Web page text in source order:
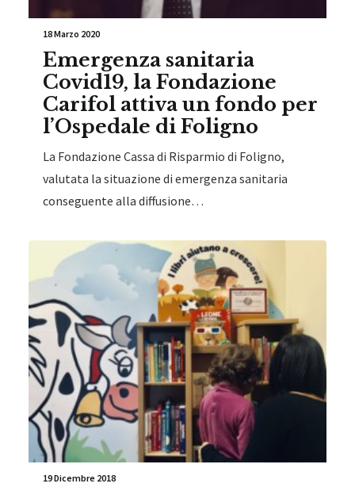
18 Marzo 2020
Emergenza sanitaria
Covid19, la Fondazione
Carifol attiva un fondo per
l’Ospedale di Foligno
La Fondazione Cassa di Risparmio di Foligno,
valutata la situazione di emergenza sanitaria
conseguente alla diffusione…
19 Dicembre 2018